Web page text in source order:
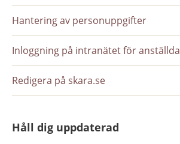
Hantering av personuppgifter
Inloggning på intranätet för anställda
Redigera på skara.se
Håll dig uppdaterad